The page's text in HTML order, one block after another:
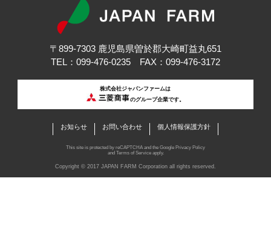
〒899-7303 鹿児島県曽於郡大崎町益丸651
TEL：099-476-0235 FAX：099-476-3172
株式会社ジャパンファームは
のグループ企業です。
お知らせ お問い合わせ 個人情報保護方針
This site is protected by reCAPTCHA and the Google Privacy Policy
and Terms of Serviceapply.
Copyright © 2017 JAPAN FARM Corporation all rights reserved.